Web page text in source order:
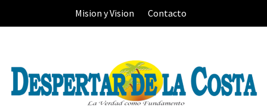
Mision y Vision Contacto